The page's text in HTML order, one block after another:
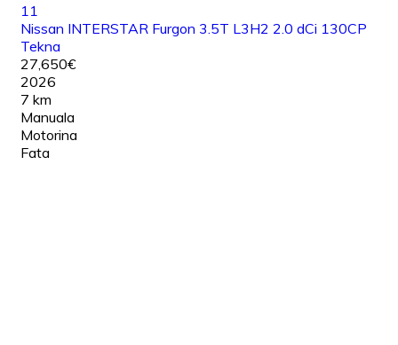
11
Nissan INTERSTAR Furgon 3.5T L3H2 2.0 dCi 130CP
Tekna
27,650€
2026
7 km
Manuala
Motorina
Fata